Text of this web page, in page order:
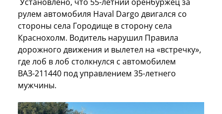
рулем автомобиля Haval Dargo двигался со
стороны села Городище в сторону села
Краснохолм. Водитель нарушил Правила
дорожного движения и вылетел на «встречку»,
где лоб в лоб столкнулся с автомобилем
ВАЗ-211440 под управлением 35-летнего
мужчины.